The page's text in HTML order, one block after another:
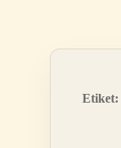
Etiket: